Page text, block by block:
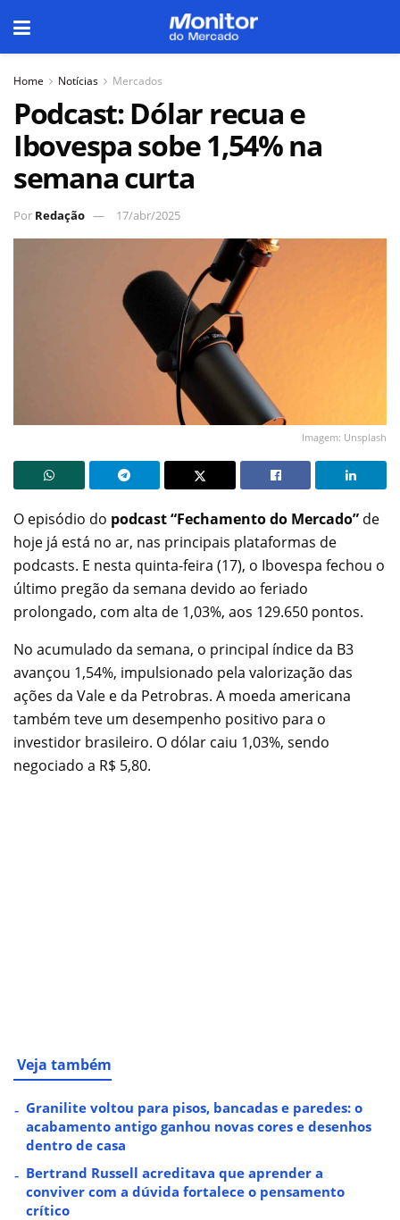
Home Notícias Mercados
Podcast: Dólar recua e
Ibovespa sobe 1,54% na
semana curta
Por Redação 17/abr/2025
Imagem: Unsplash
O episódio do podcast “Fechamento do Mercado” de
hoje já está no ar, nas principais plataformas de
podcasts. E nesta quinta-feira (17), o Ibovespa fechou o
último pregão da semana devido ao feriado
prolongado, com alta de 1,03%, aos 129.650 pontos.
No acumulado da semana, o principal índice da B3
avançou 1,54%, impulsionado pela valorização das
ações da Vale e da Petrobras. A moeda americana
também teve um desempenho positivo para o
investidor brasileiro. O dólar caiu 1,03%, sendo
negociado a R$ 5,80.
Veja também
Granilite voltou para pisos, bancadas e paredes: o
acabamento antigo ganhou novas cores e desenhos
dentro de casa
Bertrand Russell acreditava que aprender a
conviver com a dúvida fortalece o pensamento
crítico